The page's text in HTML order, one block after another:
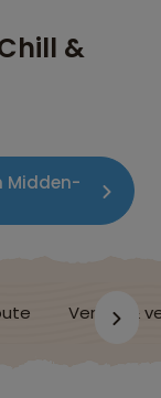
&
Midden-
Verblijf &